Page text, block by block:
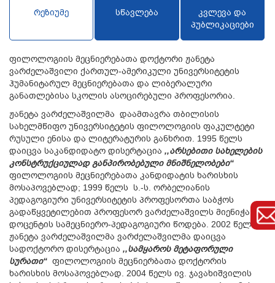
რეზიუმე სწავლება
კვლევა და
პუბლიკაციები
ფილოლოგიის მეცნიერებათა დოქტორი ჟანეტა
ვარძელაშვილი ქართულ-ამერიკული უნივერსიტეტის
ჰუმანიტარულ მეცნიერებათა და ლიბერალური
განათლებისა სკოლის ასოცირებული პროფესორია.
ჟანეტა ვარძელაშვილმა დაამთავრა თბილისის
სახელმწიფო უნივერსიტეტის ფილოლოგიის ფაკულტეტი
რუსული ენისა და ლიტერატურის განხრით. 1995 წელს
დაიცვა საკანდიდატო დისერტაცია ,,არსებითი სახელების
კონსტრუქციულად განპირობებული მნიშნელობები“
ფილოლოგიის მეცნიერებათა კანდიდატის ხარისხის
მოსაპოვებლად; 1999 წელს ს.-ს. ორბელიანის
პედაგოგიური უნივერსიტეტის პროფესორთა საბჭოს
გადაწყვეტილებით პროფესორ ვარძელაშვილს მიენიჭა
დოცენტის სამეცნიერო-პედაგოგიური წოდება. 2002 წელს
ჟანეტა ვარძელაშვილმა ვარძელაშვილმა დაიცვა
სადოქტორო დისერტაცია ,,სამყაროს მეტაფორული
სურათი“ ფილოლოგიის მეცნიერბათა დოქტორის
ხარისხის მოსაპოვებლად. 2004 წელს ივ. ჯავახიშვილის